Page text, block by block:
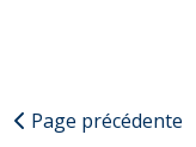
Page précédente